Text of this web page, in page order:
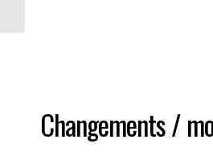
Changements /